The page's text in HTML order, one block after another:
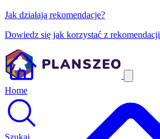
Jak działają rekomendacje?
Dowiedz się jak korzystać z rekomendacji
Home
Szukaj